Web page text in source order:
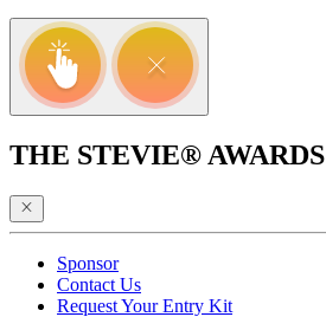
THE STEVIE® AWARDS
Sponsor
Contact Us
Request Your Entry Kit